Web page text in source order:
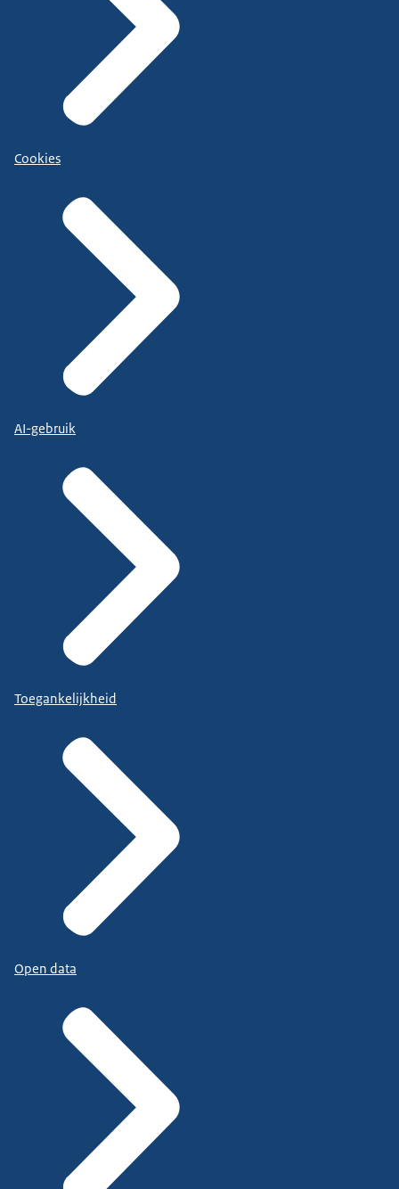
Cookies
AI-gebruik
Toegankelijkheid
Open data